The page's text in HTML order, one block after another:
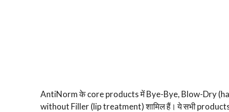
AntiNorm के core products में Bye-Bye, Blow-Dry
without Filler (lip treatment) शामिल हैं। ये सभी